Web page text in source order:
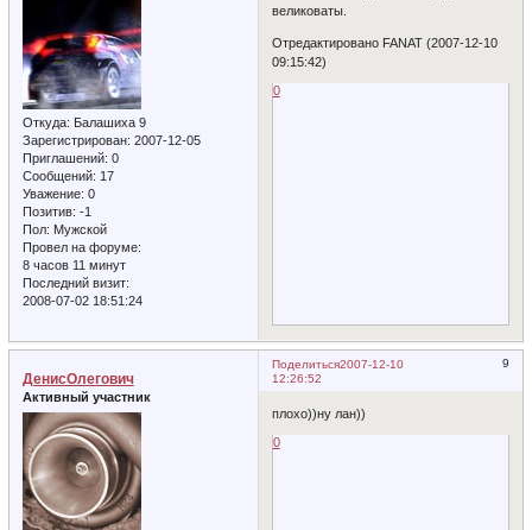
Откуда: Балашиха 9
Зарегистрирован: 2007-12-05
Приглашений: 0
Сообщений: 17
Уважение: 0
Позитив: -1
Пол: Мужской
Провел на форуме:
8 часов 11 минут
Последний визит:
2008-07-02 18:51:24
великоваты.
Отредактировано FANAT (2007-12-10
09:15:42)
0
Поделиться 9
2007-12-10
12:26:52
ДенисОлегович
Активный участник
плохо))ну лан))
0